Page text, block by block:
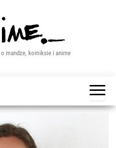
mandze, komiksie i anime